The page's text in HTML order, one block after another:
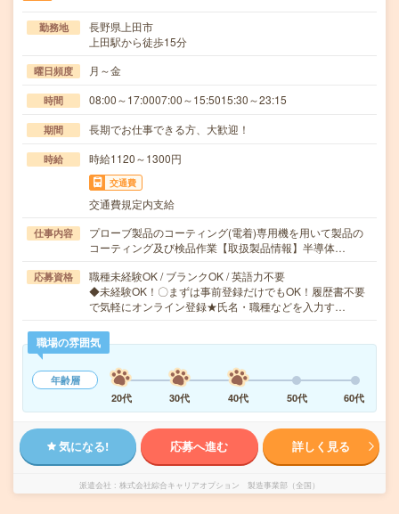
勤務地
長野県上田市
上田駅から徒歩15分
曜日頻度 月～金
時間 08:00～17:0007:00～15:5015:30～23:15
期間 長期でお仕事できる方、大歓迎！
時給 時給1120～1300円
交通費
交通費規定内支給
仕事内容
プローブ製品のコーティング(電着)専用機を用いて製品の
コーティング及び検品作業【取扱製品情報】半導体…
応募資格
職種未経験OK / ブランクOK / 英語力不要
◆未経験OK！〇まずは事前登録だけでもOK！履歴書不要
で気軽にオンライン登録★氏名・職種などを入力す…
職場の雰囲気
年齢層
20代
30代 40代 50代 60代
気になる! 応募へ進む 詳しく見る
派遣会社 株式会社綜合キャリアオプション 製造事業部（全国）